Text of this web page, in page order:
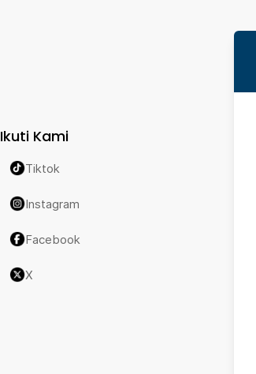
Ikuti Kami
Tiktok
Instagram
Facebook
X